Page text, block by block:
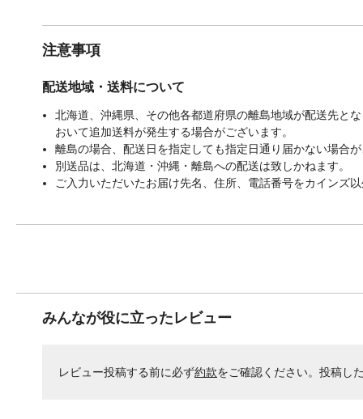
注意事項
配送地域・送料について
北海道、沖縄県、その他各都道府県の離島地域が配送先と
おいて追加送料が発生する場合がございます。
離島の場合、配送日を指定しても指定日通り届かない場合
別送品は、北海道・沖縄・離島への配送は致しかねます。
ご入力いただいたお届け先名、住所、電話番号をカインズ
みんなが役に立ったレビュー
レビュー投稿する前に必ず約款をご確認ください。投稿し